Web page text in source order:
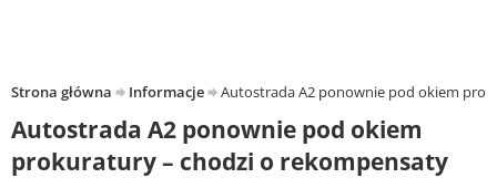
Strona główna Informacje Autostrada A2 ponownie pod okiem
Autostrada A2 ponownie pod okiem
prokuratury – chodzi o rekompensaty